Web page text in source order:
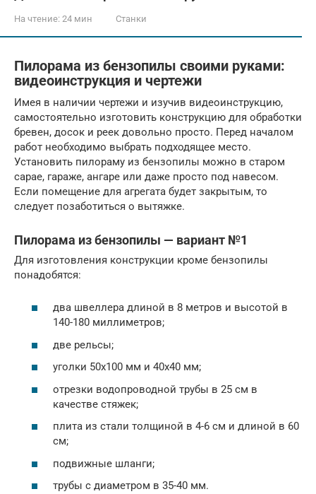
На чтение: 24 мин Станки
Пилорама из бензопилы своими руками:
видеоинструкция и чертежи
Имея в наличии чертежи и изучив видеоинструкцию,
самостоятельно изготовить конструкцию для обработки
бревен, досок и реек довольно просто. Перед началом
работ необходимо выбрать подходящее место.
Установить пилораму из бензопилы можно в старом
сарае, гараже, ангаре или даже просто под навесом.
Если помещение для агрегата будет закрытым, то
следует позаботиться о вытяжке.
Пилорама из бензопилы — вариант №1
Для изготовления конструкции кроме бензопилы
понадобятся:
два швеллера длиной в 8 метров и высотой в
140-180 миллиметров;
две рельсы;
уголки 50х100 мм и 40х40 мм;
отрезки водопроводной трубы в 25 см в
качестве стяжек;
плита из стали толщиной в 4-6 см и длиной в 60
см;
подвижные шланги;
трубы с диаметром в 35-40 мм.